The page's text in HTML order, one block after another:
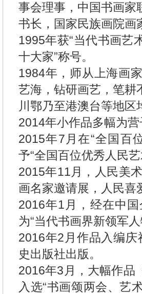
事会理事，中国书画家
书长，国家民族画院画
1995年获“当代书画艺
十大家”称号。
1984年，师从上海画
艺海，钻研画艺，笔耕
川鄂乃至港澳台等地区
2014年小作品多幅为
2015年7月在“全国百
予“全国百位优秀人民艺
2015年11月，人民美
画名家邀请展，人民喜
2016年1月，经在中
为“当代书画界新领军人
2016年2月作品入编
史出版社出版。
2016年3月，大幅作品
入选“书画颂两会、艺